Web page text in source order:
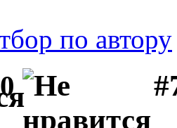
по автору
0